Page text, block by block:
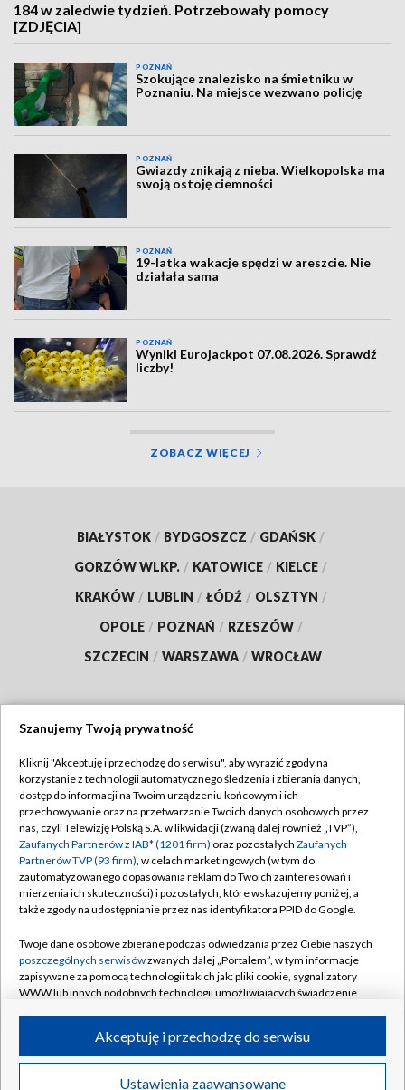
184 w zaledwie tydzień. Potrzebowały pomocy
[ZDJĘCIA]
POZNAŃ
Szokujące znalezisko na śmietniku w
Poznaniu. Na miejsce wezwano policję
POZNAŃ
Gwiazdy znikają z nieba. Wielkopolska ma
swoją ostoję ciemności
POZNAŃ
19-latka wakacje spędzi w areszcie. Nie
działała sama
POZNAŃ
Wyniki Eurojackpot 07.08.2026. Sprawdź
liczby!
ZOBACZ WIĘCEJ
BIAŁYSTOK / BYDGOSZCZ / GDAŃSK /
GORZÓW WLKP. / KATOWICE / KIELCE /
KRAKÓW / LUBLIN / ŁÓDŹ / OLSZTYN /
OPOLE / POZNAŃ / RZESZÓW /
SZCZECIN / WARSZAWA / WROCŁAW
TVP
Abonament TVP
Emisja w TVP
Centrum informacji TVP
Naziemna Telewizja Cyfrowa
Rada Programowa
System NOS
Informacje o nadawcy
Program dla prasy
Regulamin TVP
Polityka prywatności
Moje zgody
Pomoc
Kontakt
Kanały
©2026 Telewizja Polska S.A. w likwidacji
Szanujemy Twoją prywatność
Kliknij "Akceptuję i przechodzę do serwisu", aby wyrazić zgody na
korzystanie z technologii automatycznego śledzenia i zbierania danych,
dostęp do informacji na Twoim urządzeniu końcowym i ich
przechowywanie oraz na przetwarzanie Twoich danych osobowych przez
nas, czyli Telewizję Polską S.A. w likwidacji (zwaną dalej również „TVP”),
Zaufanych Partnerów z IAB* (1201 firm) oraz pozostałych Zaufanych
Partnerów TVP (93 firm), w celach marketingowych (w tym do
zautomatyzowanego dopasowania reklam do Twoich zainteresowań i
mierzenia ich skuteczności) i pozostałych, które wskazujemy poniżej, a
także zgody na udostępnianie przez nas identyfikatora PPID do Google.
Twoje dane osobowe zbierane podczas odwiedzania przez Ciebie naszych
poszczególnych serwisówzwanych dalej „Portalem”, w tym informacje
zapisywane za pomocą technologii takich jak: pliki cookie, sygnalizatory
WWW lub innych podobnych technologii umożliwiających świadczenie
ruchu w Internecie.
Twoje dane osobowe zbierane podczas odwiedzania przez Ciebie
Ustawienia zaawansowane
Akceptuję i przechodzę do serwisu